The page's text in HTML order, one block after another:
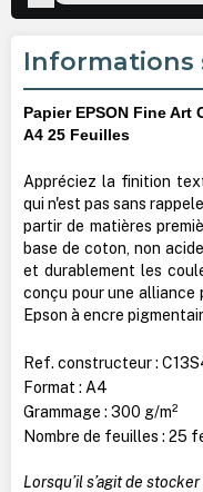
Informations
Papier EPSON Fine
A4 25 Feuilles
Appréciez la finition
qui n'est pas sans
partir de matières
base de coton, non
et durablement les
conçu pour une alliance
Epson à encre
Ref. constructeur :
Format : A4
Grammage : 300 g/m²
Nombre de feuilles : 25
Lorsqu’il s’agit de